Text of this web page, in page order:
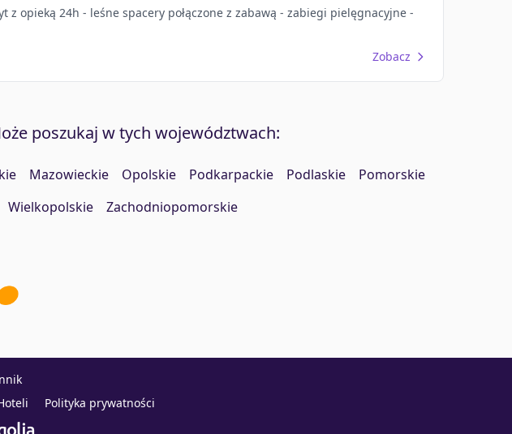
z opieką 24h - leśne spacery połączone z zabawą - zabiegi pielęgnacyjne -
Zobacz
poszukaj w tych województwach:
Mazowieckie Opolskie Podkarpackie Podlaskie
Pomorskie
Wielkopolskie Zachodniopomorskie
Polityka prywatności